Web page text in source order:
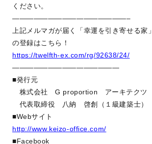
ください。
————————————————–
上記メルマガが届く「幸運を引き寄せる家」
の登録はこちら！
https://twelfth-ex.com/rg/92638/24/
———————————————
■発行元
株式会社 G proportion アーキテクツ
代表取締役 八納 啓創（１級建築士）
■Webサイト
http://www.keizo-office.com/
■Facebook